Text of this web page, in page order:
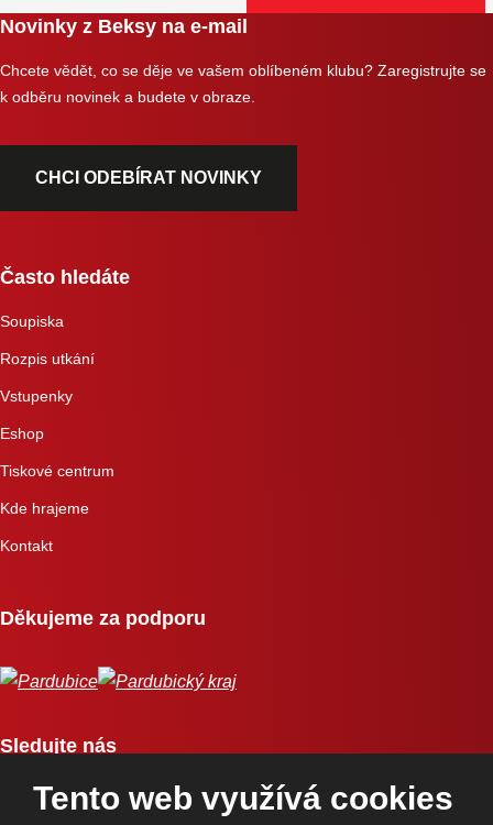
Novinky z Beksy na e-mail
Chcete vědět, co se děje ve vašem oblíbeném klubu? Zaregistrujte se
k odběru novinek a budete v obraze.
CHCI ODEBÍRAT NOVINKY
Často hledáte
Soupiska
Rozpis utkání
Vstupenky
Eshop
Tiskové centrum
Kde hrajeme
Kontakt
Děkujeme za podporu
Sledujte nás
Tento web využívá cookies